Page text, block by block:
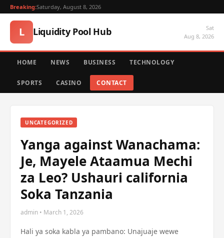
Breaking:Saturday, August 8, 2026
L Liquidity Pool Hub
Sat
Aug 8, 2026
HOME NEWS BUSINESS TECHNOLOGY
SPORTS CASINO CONTACT
UNCATEGORIZED
Yanga against Wanachama:
Je, Mayele Ataamua Mechi
za Leo? Ushauri california
Soka Tanzania
admin • March 1, 2026
Hali ya soka kabla ya pambano: Unajuaje wewe